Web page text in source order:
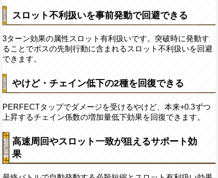
スロット不利扱いを事前発動で回避できる
3ターン効果の属性スロット有利扱いです。突破時に発動す
ることでボスの先制行動に含まれるスロット不利扱いを回避
できます。
やけど・チェイン低下の2種を回復できる
PERFECTタップでダメージを受けるやけど、本来+0.3ずつ
上昇するチェイン係数の増加量低下効果を回復できます。
高速周回やスロット一致が狙えるサポート効
果